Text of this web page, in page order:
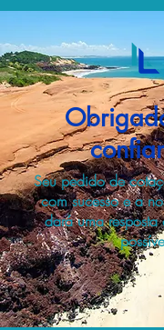
Seu pedido de
com sucesso e a
dará uma